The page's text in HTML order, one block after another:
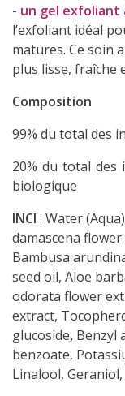
- un gel exfoliant
l’exfoliant idéal
matures. Ce soin
plus lisse, fraîche
Composition
99% du total des
20% du total
biologique
INCI : Water
damascena
Bambusa
seed oil, Aloe
odorata flower
extract,
glucoside, Benzyl
benzoate,
Linalool,